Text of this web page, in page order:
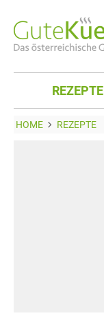
REZEPTE
HOME REZEPTE